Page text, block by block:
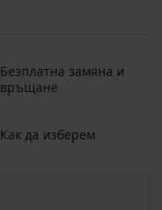
Безплатна замяна и
връщане
Как да изберем